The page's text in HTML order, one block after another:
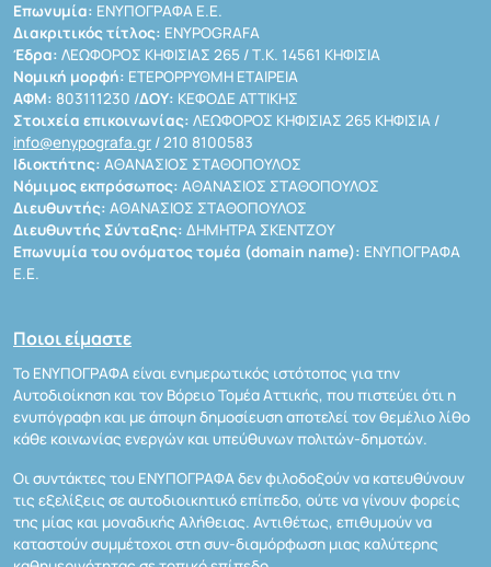
Επωνυμία: ΕΝΥΠΟΓΡΑΦΑ Ε.Ε.
Διακριτικός τίτλος: ENYPOGRAFA
Έδρα: ΛΕΩΦΟΡΟΣ ΚΗΦΙΣΙΑΣ 265 / Τ.Κ. 14561 ΚΗΦΙΣΙΑ
Νομική μορφή: ΕΤΕΡΟΡΡΥΘΜΗ ΕΤΑΙΡΕΙΑ
ΑΦΜ: 803111230 /ΔΟΥ: ΚΕΦΟΔΕ ΑΤΤΙΚΗΣ
Στοιχεία επικοινωνίας: ΛΕΩΦΟΡΟΣ ΚΗΦΙΣΙΑΣ 265 ΚΗΦΙΣΙΑ /
info@enypografa.gr / 210 8100583
Ιδιοκτήτης: ΑΘΑΝΑΣΙΟΣ ΣΤΑΘΟΠΟΥΛΟΣ
Νόμιμος εκπρόσωπος: ΑΘΑΝΑΣΙΟΣ ΣΤΑΘΟΠΟΥΛΟΣ
Διευθυντής: ΑΘΑΝΑΣΙΟΣ ΣΤΑΘΟΠΟΥΛΟΣ
Διευθυντής Σύνταξης: ΔΗΜΗΤΡΑ ΣΚΕΝΤΖΟΥ
Επωνυμία του ονόματος τομέα (domain name): ΕΝΥΠΟΓΡΑΦΑ
Ε.Ε.
Ποιοι είμαστε
Το ΕΝΥΠΟΓΡΑΦΑ είναι ενημερωτικός ιστότοπος για την
Αυτοδιοίκηση και τον Βόρειο Τομέα Αττικής, που πιστεύει ότι η
ενυπόγραφη και με άποψη δημοσίευση αποτελεί τον θεμέλιο λίθο
κάθε κοινωνίας ενεργών και υπεύθυνων πολιτών-δημοτών.
Οι συντάκτες του ΕΝΥΠΟΓΡΑΦΑ δεν φιλοδοξούν να κατευθύνουν
τις εξελίξεις σε αυτοδιοικητικό επίπεδο, ούτε να γίνουν φορείς
της μίας και μοναδικής Αλήθειας. Αντιθέτως, επιθυμούν να
καταστούν συμμέτοχοι στη συν-διαμόρφωση μιας καλύτερης